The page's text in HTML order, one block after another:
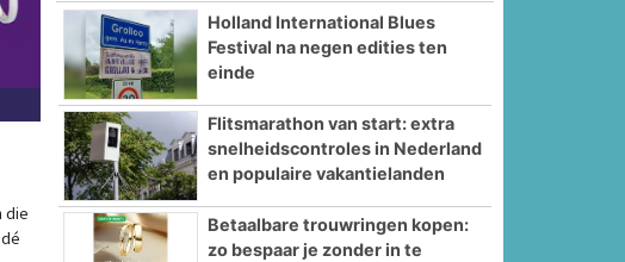
die
Holland International Blues
Festival na negen edities ten
einde
Flitsmarathon van start: extra
snelheidscontroles in Nederland
en populaire vakantielanden
Betaalbare trouwringen kopen:
zo bespaar je zonder in te